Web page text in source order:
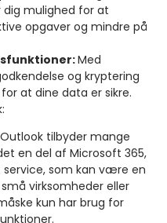
mulighed for at
opgaver og mindre på
Med
og kryptering
at dine data er sikre.
tilbyder mange
en del af Microsoft 365,
som kan være en
virksomheder eller
kun har brug for